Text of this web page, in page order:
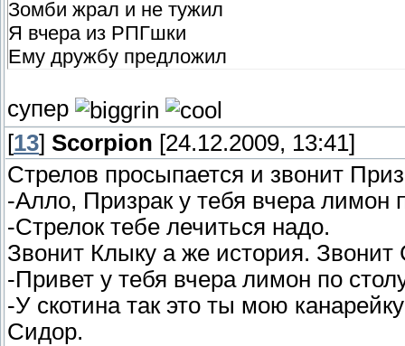
Зомби жрал и не тужил
Я вчера из РПГшки
Ему дружбу предложил
супер
[13] Scorpion [24.12.2009, 13:41]
Стрелов просыпается и звонит
-Алло, Призрак у тебя вчера лимон
-Стрелок тебе лечиться надо.
Звонит Клыку а же история. Звонит
-Привет у тебя вчера лимон по
-У скотина так это ты мою
Сидор.